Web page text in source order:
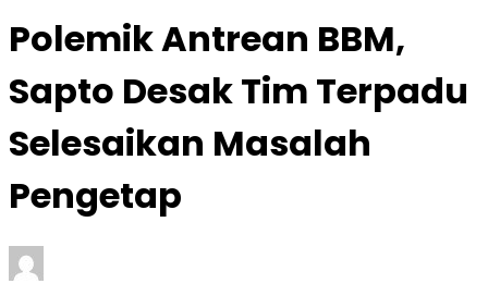
Polemik Antrean BBM,
Sapto Desak Tim Terpadu
Selesaikan Masalah
Pengetap